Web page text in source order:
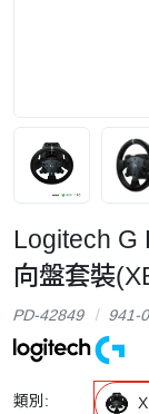
Logitech G
向盤套裝
PD-42849 941-
類別: